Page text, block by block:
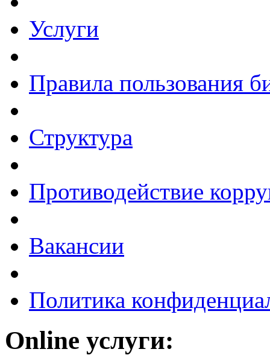
Услуги
Правила пользования
Структура
Противодействие
Вакансии
Политика
Online услуги: